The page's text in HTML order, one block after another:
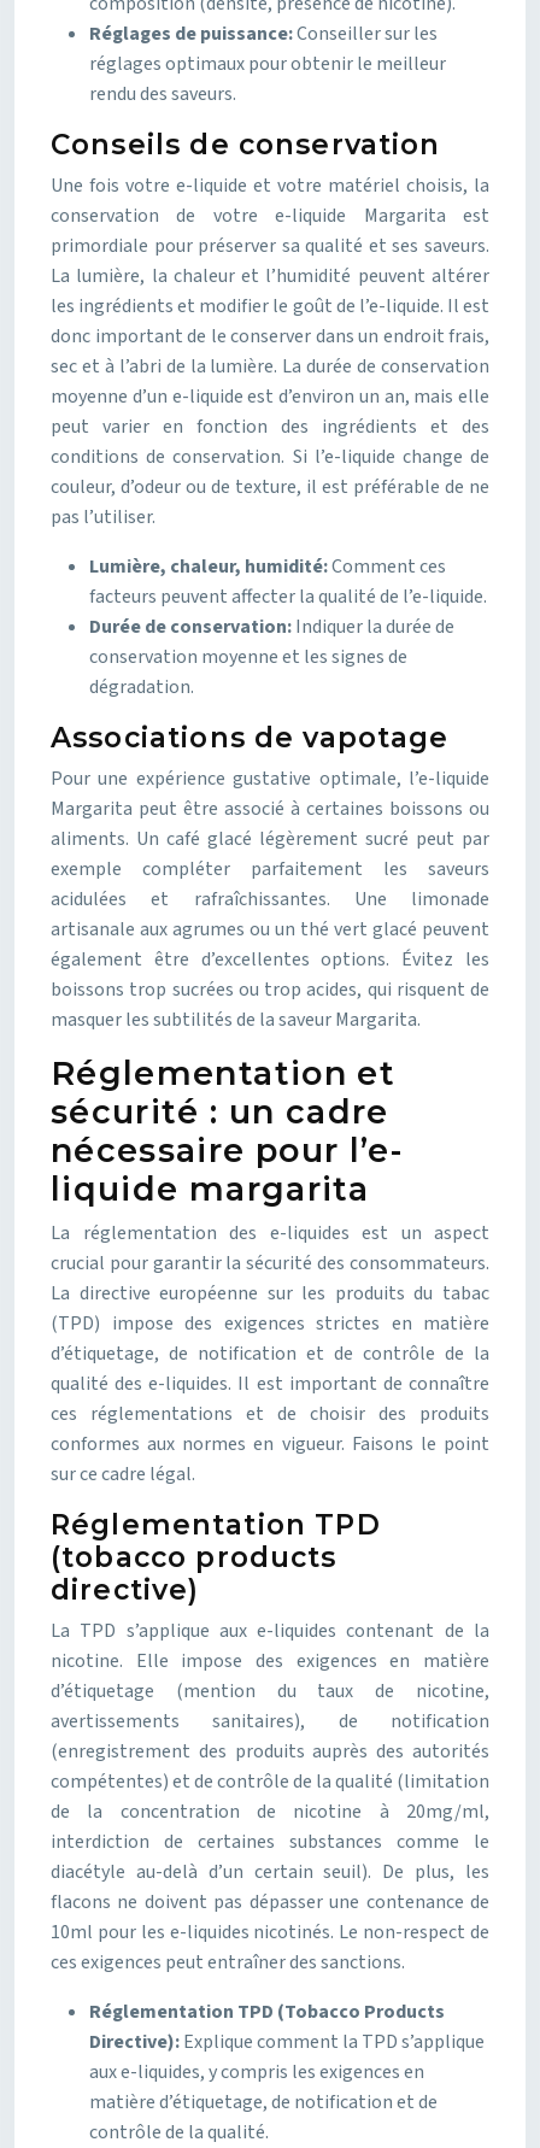
Réglages de puissance:Conseiller sur les
réglages optimaux pour obtenir le meilleur
rendu des saveurs.
Conseils de conservation
Une fois votre e-liquide et votre matériel choisis, la
conservation de votre e-liquide Margarita est
primordiale pour préserver sa qualité et ses saveurs.
La lumière, la chaleur et l’humidité peuvent altérer
les ingrédients et modifier le goût de l’e-liquide. Il est
donc important de le conserver dans un endroit frais,
sec et à l’abri de la lumière. La durée de conservation
moyenne d’un e-liquide est d’environ un an, mais elle
peut varier en fonction des ingrédients et des
conditions de conservation. Si l’e-liquide change de
couleur, d’odeur ou de texture, il est préférable de ne
pas l’utiliser.
Lumière, chaleur, humidité:Comment ces
facteurs peuvent affecter la qualité de l’e-liquide.
Durée de conservation:Indiquer la durée de
conservation moyenne et les signes de
dégradation.
Associations de vapotage
Pour une expérience gustative optimale, l’e-liquide
Margarita peut être associé à certaines boissons ou
aliments. Un café glacé légèrement sucré peut par
exemple compléter parfaitement les saveurs
acidulées et rafraîchissantes. Une limonade
artisanale aux agrumes ou un thé vert glacé peuvent
également être d’excellentes options. Évitez les
boissons trop sucrées ou trop acides, qui risquent de
masquer les subtilités de la saveur Margarita.
Réglementation et
sécurité : un cadre
nécessaire pour l’e-
liquide margarita
La réglementation des e-liquides est un aspect
crucial pour garantir la sécurité des consommateurs.
La directive européenne sur les produits du tabac
(TPD) impose des exigences strictes en matière
d’étiquetage, de notification et de contrôle de la
qualité des e-liquides. Il est important de connaître
ces réglementations et de choisir des produits
conformes aux normes en vigueur. Faisons le point
sur ce cadre légal.
Réglementation TPD
(tobacco products
directive)
La TPD s’applique aux e-liquides contenant de la
nicotine. Elle impose des exigences en matière
d’étiquetage (mention du taux de nicotine,
avertissements sanitaires), de notification
(enregistrement des produits auprès des autorités
compétentes) et de contrôle de la qualité (limitation
de la concentration de nicotine à 20mg/ml,
interdiction de certaines substances comme le
diacétyle au-delà d’un certain seuil). De plus, les
flacons ne doivent pas dépasser une contenance de
10ml pour les e-liquides nicotinés. Le non-respect de
ces exigences peut entraîner des sanctions.
Réglementation TPD (Tobacco Products
Directive):Explique comment la TPD s’applique
aux e-liquides, y compris les exigences en
matière d’étiquetage, de notification et de
contrôle de la qualité.